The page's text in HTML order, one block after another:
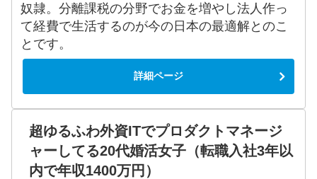
奴隷。分離課税の分野でお金を増やし法人作っ
て経費で生活するのが今の日本の最適解とのこ
とです。
詳細ページ
超ゆるふわ外資ITでプロダクトマネージ
ャーしてる20代婚活女子（転職入社3年以
内で年収1400万円）